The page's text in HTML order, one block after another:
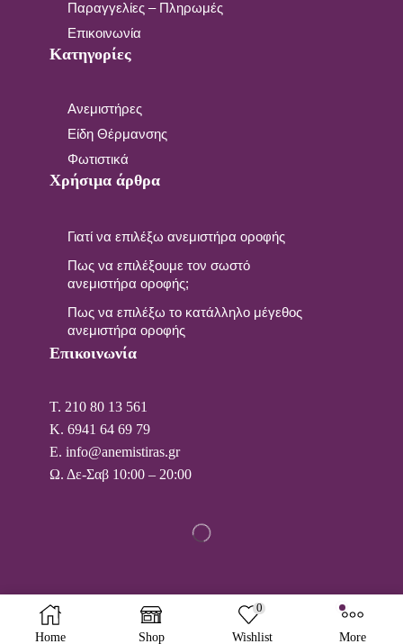
Παραγγελίες – Πληρωμές
Επικοινωνία
Κατηγορίες
Ανεμιστήρες
Είδη Θέρμανσης
Φωτιστικά
Χρήσιμα άρθρα
Γιατί να επιλέξω ανεμιστήρα οροφής
Πως να επιλέξουμε τον σωστό
ανεμιστήρα οροφής;
Πως να επιλέξω το κατάλληλο μέγεθος
ανεμιστήρα οροφής
Επικοινωνία
T. 210 80 13 561
Κ. 6941 64 69 79
Ε. info@anemistiras.gr
Ω. Δε-Σαβ 10:00 – 20:00
Copyright © 2025 anemistiras.gr
Home Shop
0
Wishlist More